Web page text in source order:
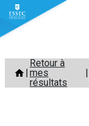
Aller
contenu
Retour à
mes
résultats